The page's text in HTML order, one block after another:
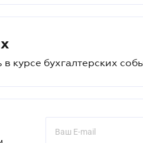
курсе бухгалтерских